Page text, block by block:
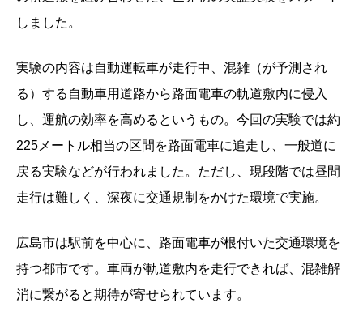
しました。
実験の内容は自動運転車が走行中、混雑（が予測され
る）する自動車用道路から路面電車の軌道敷内に侵入
し、運航の効率を高めるというもの。今回の実験では約
225メートル相当の区間を路面電車に追走し、一般道に
戻る実験などが行われました。ただし、現段階では昼間
走行は難しく、深夜に交通規制をかけた環境で実施。
広島市は駅前を中心に、路面電車が根付いた交通環境を
持つ都市です。車両が軌道敷内を走行できれば、混雑解
消に繋がると期待が寄せられています。